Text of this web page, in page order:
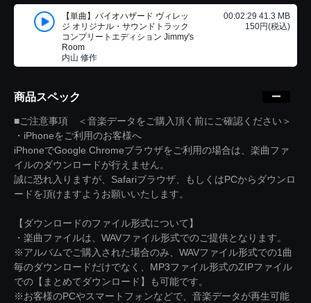
【単曲】バイオハザード ヴィレッ
ジ オリジナル・サウンドトラック
コンプリートエディション Jimmy's
Room
内山 修作
00:02:29 41.3 MB
150円(税込)
商品スペック
■ご注意事項 ＜音楽データをご購入頂く前にご確認ください＞
・iPhoneをご利用のお客様へ
iPhoneでGoogle Chromeブラウザをご利用の場合は、楽曲ファ
イルのダウンロードが行えません。
誠に恐れ入りますが、Safariブラウザ、もしくはPCからダウンロ
ードを頂けますようお願いいたします。
【ダウンロードのファイル形式について】
・楽曲ファイルは、WAVファイル形式でのご提供となります。
※アルバムでご購入された場合のみ、WAVファイル形式での1曲
毎のダウンロードだけでなく、MP3ファイル形式のZIPファイル
での【まとめてダウンロード】も可能です。
※お客様のPCやスマートフォンなどで、音楽データが再生可能